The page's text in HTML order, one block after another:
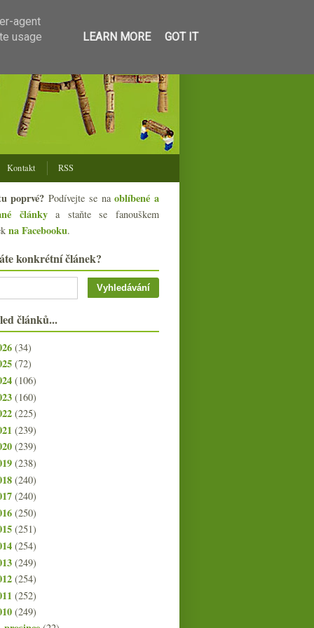
Kontakt RSS
poprvé? Podívejte se naoblíbené a
článkya staňte se fanouškem
na Facebooku.
konkrétní článek?
článků...
(34)
(72)
(106)
(160)
(225)
(239)
(239)
(238)
(240)
(240)
(250)
(251)
(254)
(249)
(254)
(252)
(249)
agent
usage
LEARN MORE GOT IT